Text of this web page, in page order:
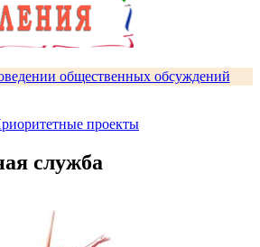
общественных обсуждений
служба